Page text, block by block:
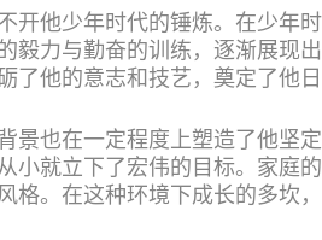
开他少年时代的锤炼。在少年
毅力与勤奋的训练，逐渐展现
了他的意志和技艺，奠定了他
景也在一定程度上塑造了他坚
小就立下了宏伟的目标。家庭
格。在这种环境下成长的多坎